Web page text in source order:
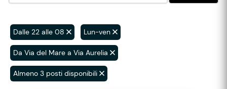
Dalle 22 alle 08 Lun-ven
Da Via del Mare a Via Aurelia
Almeno 3 posti disponibili